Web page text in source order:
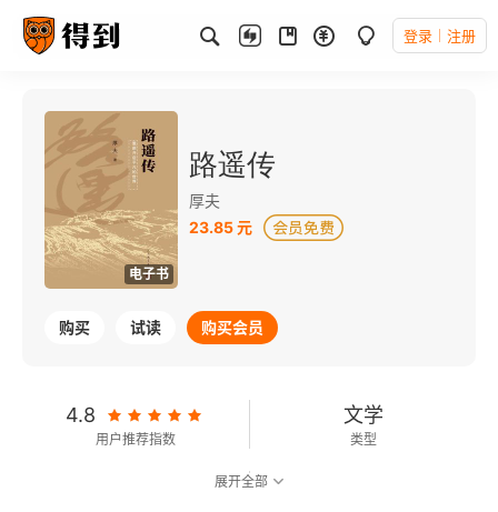
登录 注册
电子书
路遥传
厚夫
23.85 元
购买 试读 购买会员
4.8
用户推荐指数
文学
类型
展开全部